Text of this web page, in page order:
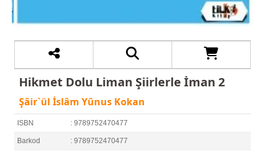
Hikmet Dolu Liman Şiirlerle İman 2
Şâir`ül İslâm Yûnus Kokan
ISBN : 9789752470477
Barkod : 9789752470477